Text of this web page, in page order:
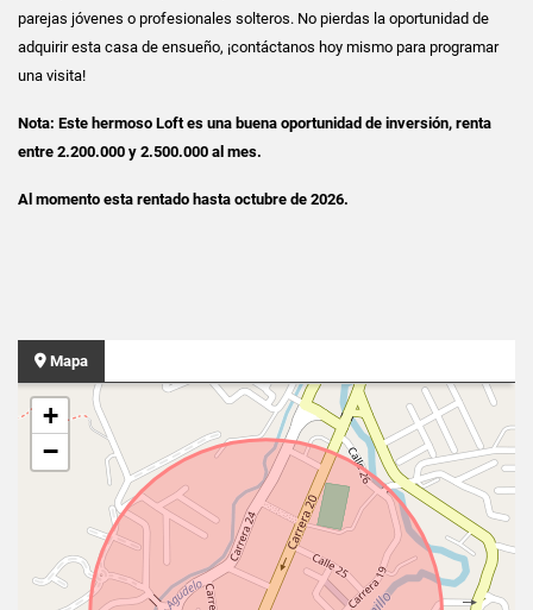
parejas jóvenes o profesionales solteros. No pierdas la oportunidad de
adquirir esta casa de ensueño, ¡contáctanos hoy mismo para programar
una visita!
Nota: Este hermoso Loft es una buena oportunidad de inversión, renta
entre 2.200.000 y 2.500.000 al mes.
Al momento esta rentado hasta octubre de 2026.
Mapa
+
−